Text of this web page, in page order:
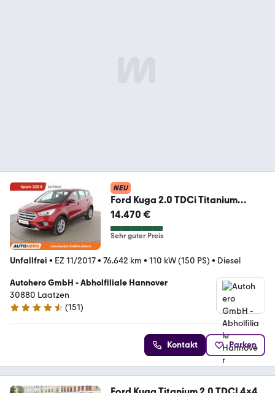
NEU
Ford Kuga 2.0 TDCi Titanium
Aut.*NAVI*CAM*SHZ*TEMPO*
14.470 €
Sehr guter Preis
Unfallfrei • EZ 11/2017• 76.642 km • 110 kW (150 PS) • Diesel
Autohero GmbH - Abholfiliale Hannover
30880 Laatzen
4.7 Sterne
(151)
Kontakt Parken